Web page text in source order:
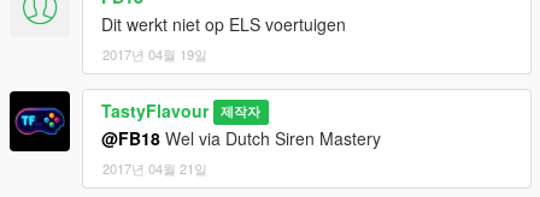
Dit werkt niet op ELS voertuigen
2017년 04월 19일
TastyFlavour 제작자
@FB18 Wel via Dutch Siren Mastery
2017년 04월 21일